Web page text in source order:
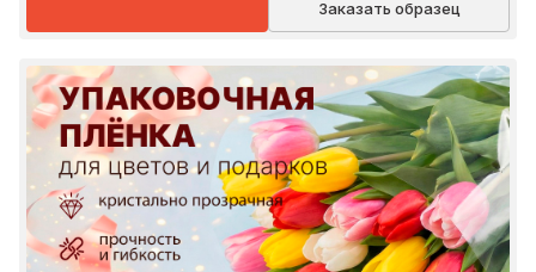
Заказать образец